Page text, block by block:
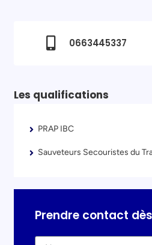
0663445337
Les qualifications
PRAP IBC
Sauveteurs Secouristes du
Prendre contact